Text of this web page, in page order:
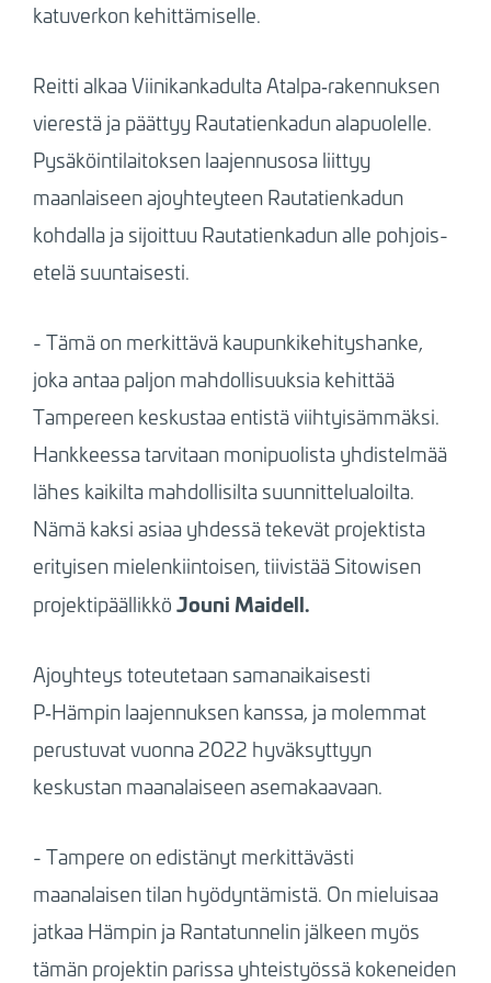
katuverkon kehittämiselle.
Reitti alkaa Viinikankadulta Atalpa‑rakennuksen
vierestä ja päättyy Rautatienkadun alapuolelle.
Pysäköintilaitoksen laajennusosa liittyy
maanlaiseen ajoyhteyteen Rautatienkadun
kohdalla ja sijoittuu Rautatienkadun alle pohjois-
etelä suuntaisesti.
- Tämä on merkittävä kaupunkikehityshanke,
joka antaa paljon mahdollisuuksia kehittää
Tampereen keskustaa entistä viihtyisämmäksi.
Hankkeessa tarvitaan monipuolista yhdistelmää
lähes kaikilta mahdollisilta suunnittelualoilta.
Nämä kaksi asiaa yhdessä tekevät projektista
erityisen mielenkiintoisen, tiivistää Sitowisen
projektipäällikkö Jouni Maidell.
Ajoyhteys toteutetaan samanaikaisesti
P‑Hämpin laajennuksen kanssa, ja molemmat
perustuvat vuonna 2022 hyväksyttyyn
keskustan maanalaiseen asemakaavaan.
- Tampere on edistänyt merkittävästi
maanalaisen tilan hyödyntämistä. On mieluisaa
jatkaa Hämpin ja Rantatunnelin jälkeen myös
tämän projektin parissa yhteistyössä kokeneiden